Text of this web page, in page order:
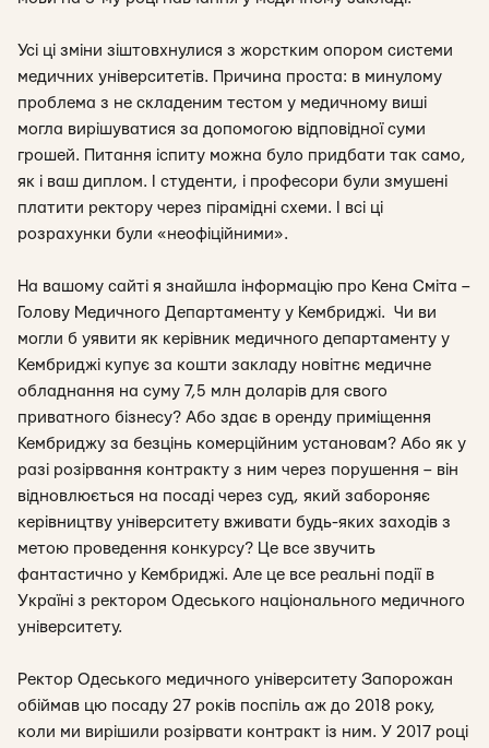
Усі ці зміни зіштовхнулися з жорстким опором системи
медичних університетів. Причина проста: в минулому
проблема з не складеним тестом у медичному виші
могла вирішуватися за допомогою відповідної суми
грошей. Питання іспиту можна було придбати так само,
як і ваш диплом. І студенти, і професори були змушені
платити ректору через пірамідні схеми. І всі ці
розрахунки були «неофіційними».
На вашому сайті я знайшла інформацію про Кена Сміта –
Голову Медичного Департаменту у Кембриджі. Чи ви
могли б уявити як керівник медичного департаменту у
Кембриджі купує за кошти закладу новітнє медичне
обладнання на суму 7,5 млн доларів для свого
приватного бізнесу? Або здає в оренду приміщення
Кембриджу за безцінь комерційним установам? Або як у
разі розірвання контракту з ним через порушення – він
відновлюється на посаді через суд, який забороняє
керівництву університету вживати будь-яких заходів з
метою проведення конкурсу? Це все звучить
фантастично у Кембриджі. Але це все реальні події в
Україні з ректором Одеського національного медичного
університету.
Ректор Одеського медичного університету Запорожан
обіймав цю посаду 27 років поспіль аж до 2018 року,
коли ми вирішили розірвати контракт із ним. У 2017 році